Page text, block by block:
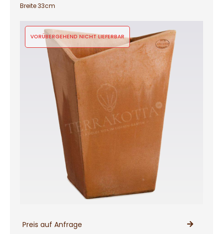
Breite 33cm
VORÜBERGEHEND NICHT LIEFERBAR
Preis auf Anfrage
PRODUKT ANSEHEN